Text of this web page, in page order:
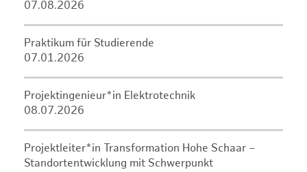
07.08.2026
Praktikum für Studierende
07.01.2026
Projektingenieur*in Elektrotechnik
08.07.2026
Projektleiter*in Transformation Hohe Schaar –
Standortentwicklung mit Schwerpunkt